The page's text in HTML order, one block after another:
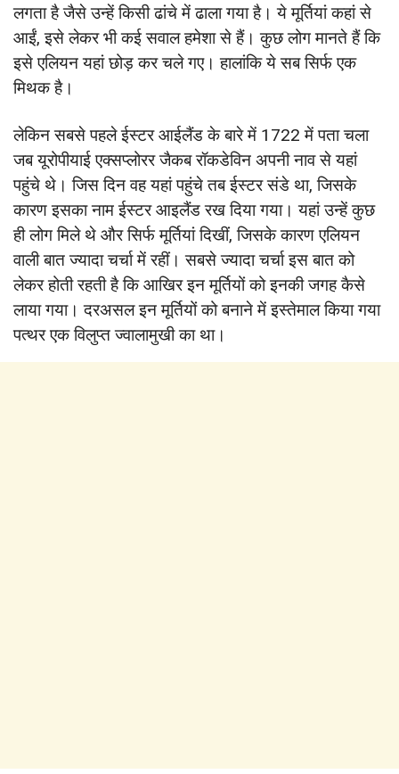
लगता है जैसे उन्हें किसी ढांचे में ढाला गया है। ये मूर्तियां कहां से
आईं, इसे लेकर भी कई सवाल हमेशा से हैं। कुछ लोग मानते हैं कि
इसे एलियन यहां छोड़ कर चले गए। हालांकि ये सब सिर्फ एक
मिथक है।
लेकिन सबसे पहले ईस्टर आईलैंड के बारे में 1722 में पता चला
जब यूरोपीयाई एक्सप्लोरर जैकब रॉकडेविन अपनी नाव से यहां
पहुंचे थे। जिस दिन वह यहां पहुंचे तब ईस्टर संडे था, जिसके
कारण इसका नाम ईस्टर आइलैंड रख दिया गया। यहां उन्हें कुछ
ही लोग मिले थे और सिर्फ मूर्तियां दिखीं, जिसके कारण एलियन
वाली बात ज्यादा चर्चा में रहीं। सबसे ज्यादा चर्चा इस बात को
लेकर होती रहती है कि आखिर इन मूर्तियों को इनकी जगह कैसे
लाया गया। दरअसल इन मूर्तियों को बनाने में इस्तेमाल किया गया
पत्थर एक विलुप्त ज्वालामुखी का था।